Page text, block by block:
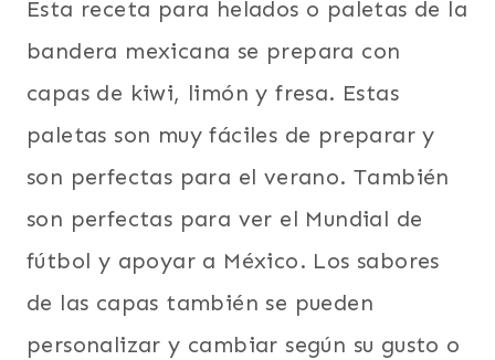
Esta receta para helados o paletas de la
bandera mexicana se prepara con
capas de kiwi, limón y fresa. Estas
paletas son muy fáciles de preparar y
son perfectas para el verano. También
son perfectas para ver el Mundial de
fútbol y apoyar a México. Los sabores
de las capas también se pueden
personalizar y cambiar según su gusto o